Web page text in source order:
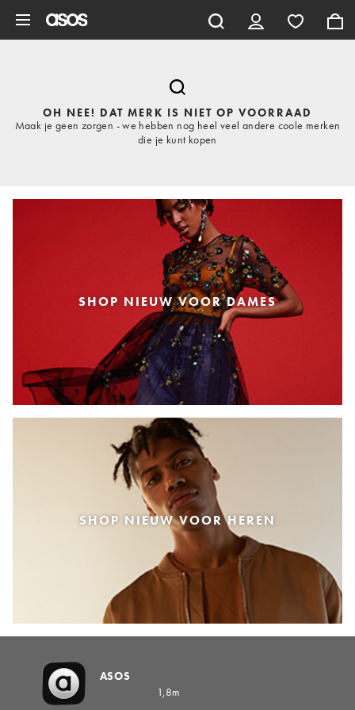
OH NEE! DAT MERK IS NIET OP VOORRAAD
Maak je geen zorgen - we hebben nog heel veel andere coole merken
die je kunt kopen
SHOP NIEUW VOOR DAMES
SHOP NIEUW VOOR HEREN
ASOS
1,8m